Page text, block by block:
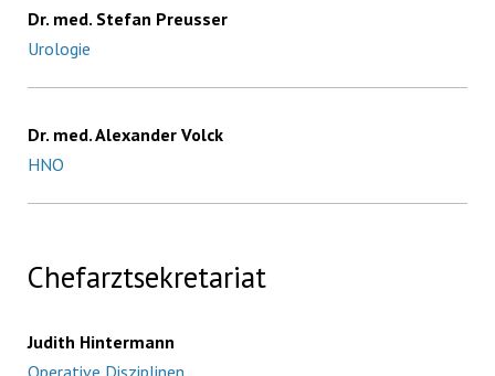
Dr. med. Stefan Preusser
Urologie
Dr. med. Alexander Volck
HNO
Chefarztsekretariat
Judith Hintermann
Operative Disziplinen